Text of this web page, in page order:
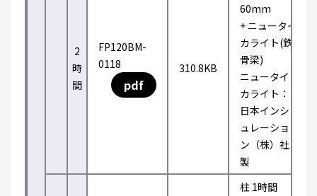
2
時
間
FP120BM-
0118
pdf
310.8KB
60mm
+ ニュータイ
カライト(鉄
骨梁)
ニュータイ
カライト：
日本インシ
ュレーショ
ン（株）社
製
柱 1時間